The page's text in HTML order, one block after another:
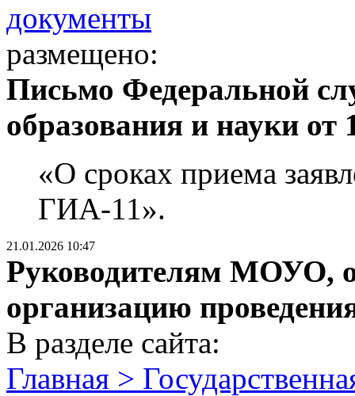
документы
размещено:
Письмо Федеральной
образования и науки
«О сроках приема
ГИА-11».
21.01.2026 10:47
Руководителям МОУО,
организацию
В разделе сайта:
Главная >